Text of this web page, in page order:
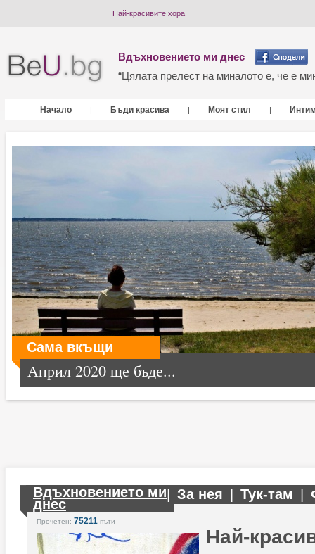
Най-красивите хора
Вдъхновението ми днес
“Цялата прелест на миналото е, че е
Начало | Бъди красива | Моят стил |
Сама вкъщи
Април 2020 ще бъде...
Вдъхновението ми
днес
За нея Тук-там
Прочетен: 75211 пъти
Най-